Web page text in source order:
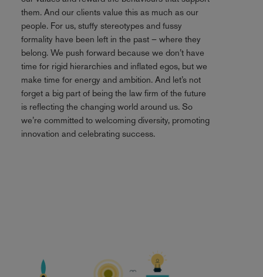
them. And our clients value this as much as our
people. For us, stuffy stereotypes and fussy
formality have been left in the past – where they
belong. We push forward because we don’t have
time for rigid hierarchies and inflated egos, but we
make time for energy and ambition. And let’s not
forget a big part of being the law firm of the future
is reflecting the changing world around us. So
we’re committed to welcoming diversity, promoting
innovation and celebrating success.